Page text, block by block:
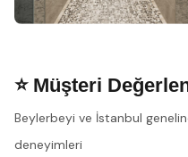
⭐ Müşteri
Beylerbeyi ve İstanbul
deneyimleri